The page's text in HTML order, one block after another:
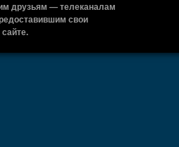
друзьям — телеканалам
свои